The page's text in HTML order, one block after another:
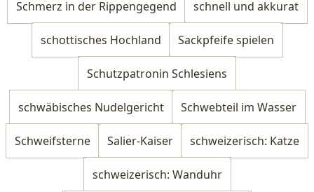
Schmerz in der Rippengegend schnell und akkurat
schottisches Hochland Sackpfeife spielen
Schutzpatronin Schlesiens
schwäbisches Nudelgericht Schwebteil im Wasser
Schweifsterne Salier-Kaiser schweizerisch: Katze
schweizerisch: Wanduhr